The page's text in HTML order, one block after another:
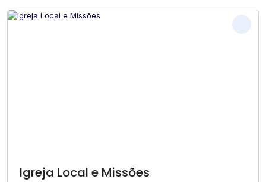
Igreja Local e Missões